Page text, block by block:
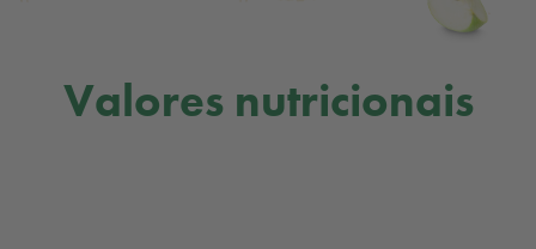
Valores nutricionais